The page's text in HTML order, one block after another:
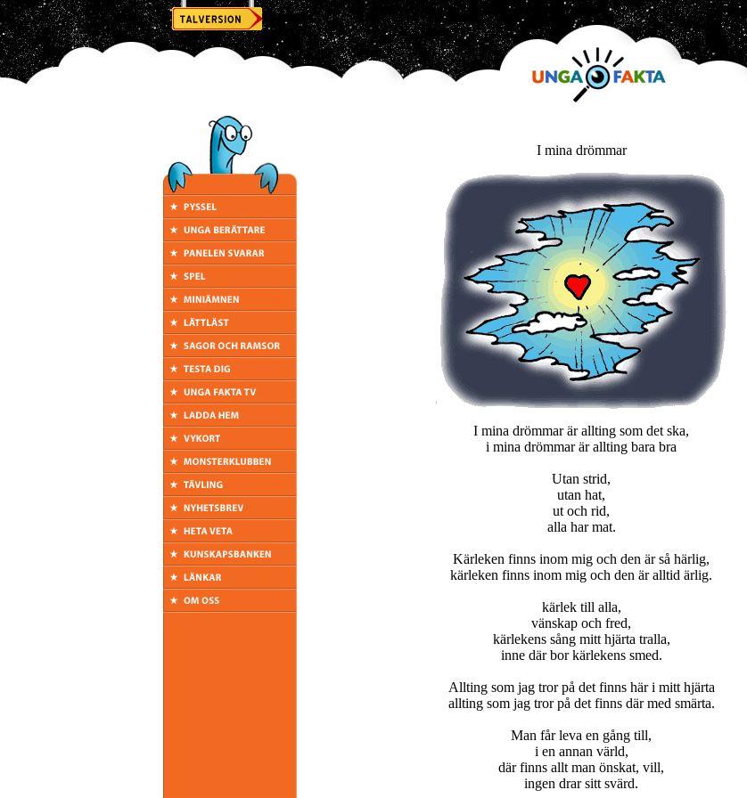
I mina drömmar
I mina drömmar är allting som det ska,
i mina drömmar är allting bara bra
Utan strid,
utan hat,
ut och rid,
alla har mat.
Kärleken finns inom mig och den är så härlig,
kärleken finns inom mig och den är alltid ärlig.
kärlek till alla,
vänskap och fred,
kärlekens sång mitt hjärta tralla,
inne där bor kärlekens smed.
Allting som jag tror på det finns här i mitt hjärta
allting som jag tror på det finns där med smärta.
Man får leva en gång till,
i en annan värld,
där finns allt man önskat, vill,
ingen drar sitt svärd.